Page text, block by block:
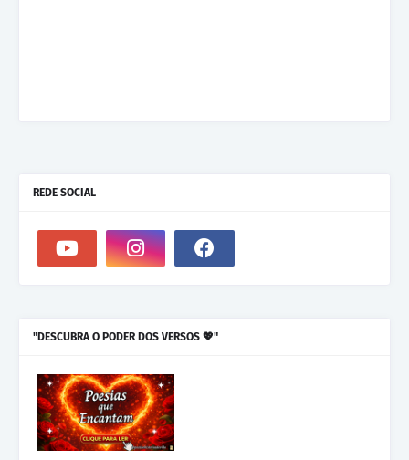
REDE SOCIAL
"DESCUBRA O PODER DOS VERSOS 💖"